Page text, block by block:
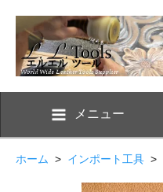
メニュー
ホーム > インポート工具 >